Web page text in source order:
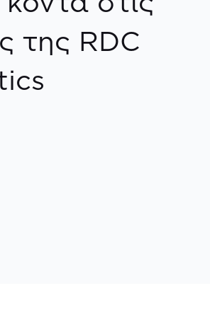
της RDC